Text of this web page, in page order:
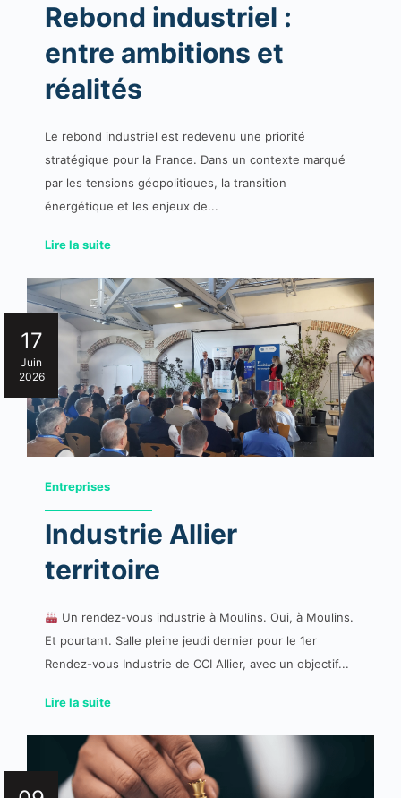
Rebond industriel :
entre ambitions et
réalités
Le rebond industriel est redevenu une priorité
stratégique pour la France. Dans un contexte marqué
par les tensions géopolitiques, la transition
énergétique et les enjeux de...
Lire la suite
17
Juin
2026
Entreprises
Industrie Allier
territoire
Un rendez-vous industrie à Moulins. Oui, à Moulins.
Et pourtant. Salle pleine jeudi dernier pour le 1er
Rendez-vous Industrie de CCI Allier, avec un objectif...
Lire la suite